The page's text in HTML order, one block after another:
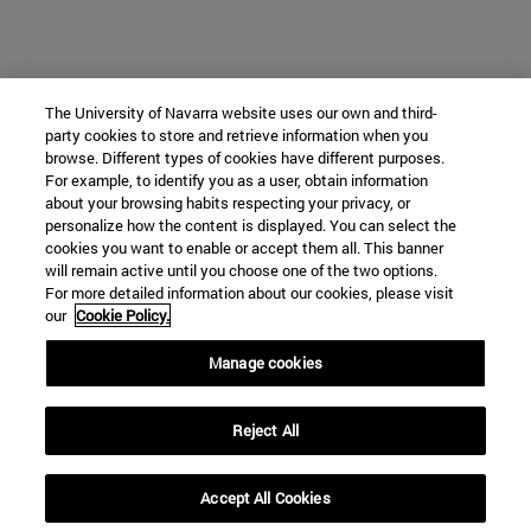
The University of Navarra website uses our own and third-
party cookies to store and retrieve information when you
browse. Different types of cookies have different purposes.
For example, to identify you as a user, obtain information
about your browsing habits respecting your privacy, or
personalize how the content is displayed. You can select the
cookies you want to enable or accept them all. This banner
will remain active until you choose one of the two options.
For more detailed information about our cookies, please visit
our Cookie Policy.
Manage cookies
Reject All
Accept All Cookies